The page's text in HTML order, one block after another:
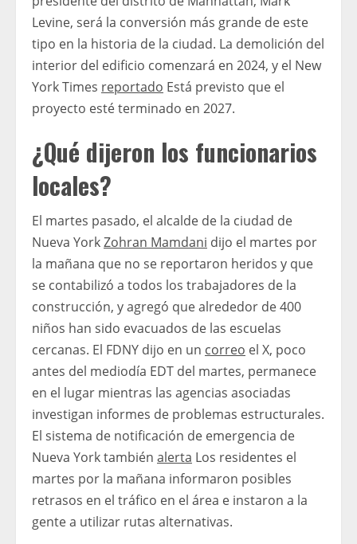
Levine, será la conversión más grande de este
tipo en la historia de la ciudad. La demolición del
interior del edificio comenzará en 2024, y el New
York Times reportado Está previsto que el
proyecto esté terminado en 2027.
¿Qué dijeron los funcionarios
locales?
El martes pasado, el alcalde de la ciudad de
Nueva YorkZohran Mamdani dijo el martes por
la mañana que no se reportaron heridos y que
se contabilizó a todos los trabajadores de la
construcción, y agregó que alrededor de 400
niños han sido evacuados de las escuelas
cercanas. El FDNY dijo en un correo el X, poco
antes del mediodía EDT del martes, permanece
en el lugar mientras las agencias asociadas
investigan informes de problemas estructurales.
El sistema de notificación de emergencia de
Nueva York también alerta Los residentes el
martes por la mañana informaron posibles
retrasos en el tráfico en el área e instaron a la
gente a utilizar rutas alternativas.